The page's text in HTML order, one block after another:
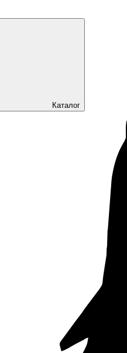
Каталог